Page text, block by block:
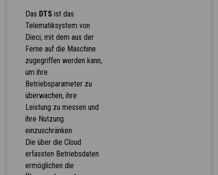
Das DTS ist das
Telematiksystem von
Dieci, mit dem aus der
Ferne auf die Maschine
zugegriffen werden kann,
um ihre
Betriebsparameter zu
überwachen, ihre
Leistung zu messen und
ihre Nutzung
einzuschränken.
Die über die Cloud
erfassten Betriebsdaten
ermöglichen die